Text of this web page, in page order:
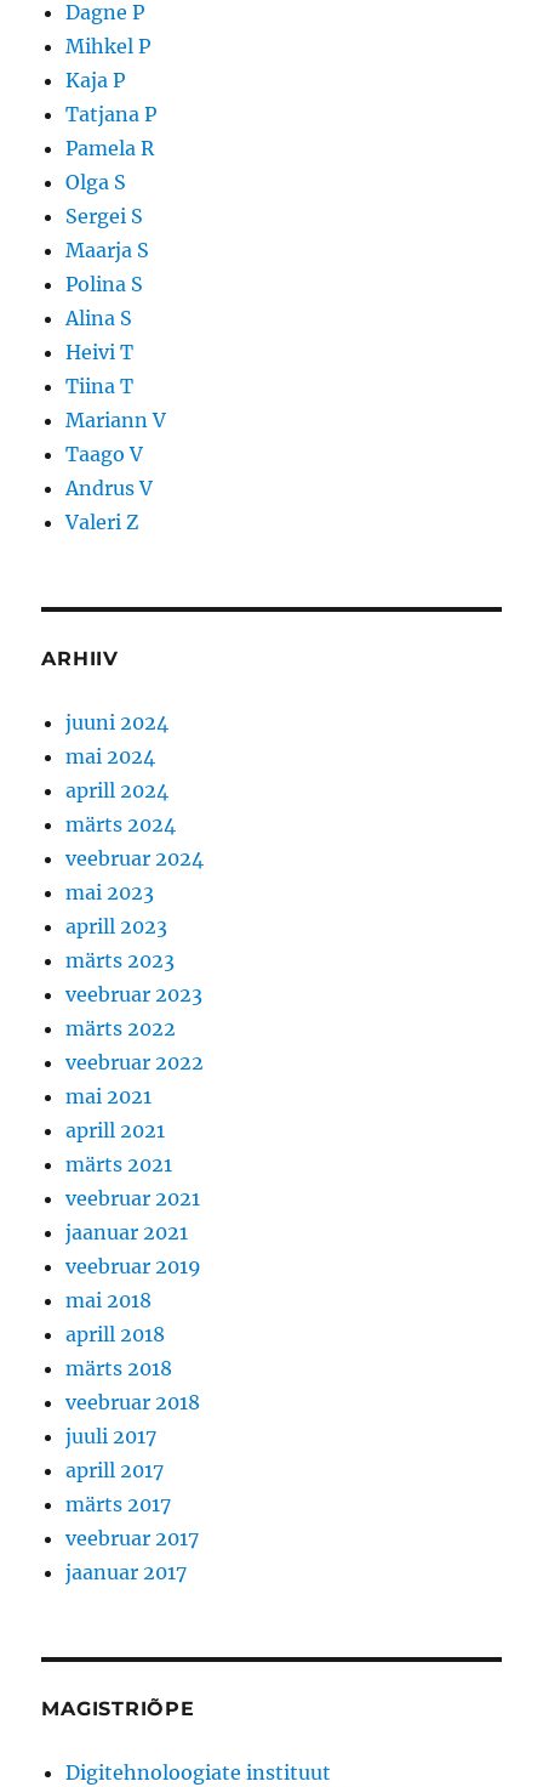
Dagne P
Mihkel P
Kaja P
Tatjana P
Pamela R
Olga S
Sergei S
Maarja S
Polina S
Alina S
Heivi T
Tiina T
Mariann V
Taago V
Andrus V
Valeri Z
ARHIIV
juuni 2024
mai 2024
aprill 2024
märts 2024
veebruar 2024
mai 2023
aprill 2023
märts 2023
veebruar 2023
märts 2022
veebruar 2022
mai 2021
aprill 2021
märts 2021
veebruar 2021
jaanuar 2021
veebruar 2019
mai 2018
aprill 2018
märts 2018
veebruar 2018
juuli 2017
aprill 2017
märts 2017
veebruar 2017
jaanuar 2017
MAGISTRIÕPE
Digitehnoloogiate instituut